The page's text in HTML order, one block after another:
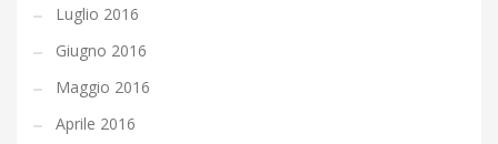
Luglio 2016
Giugno 2016
Maggio 2016
Aprile 2016